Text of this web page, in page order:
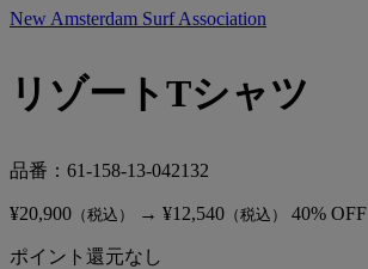
New Amsterdam Surf Association
リゾートTシャツ
品番：61-158-13-042132
¥20,900 （税込） → ¥12,540 （税込） 40% OFF
ポイント還元なし